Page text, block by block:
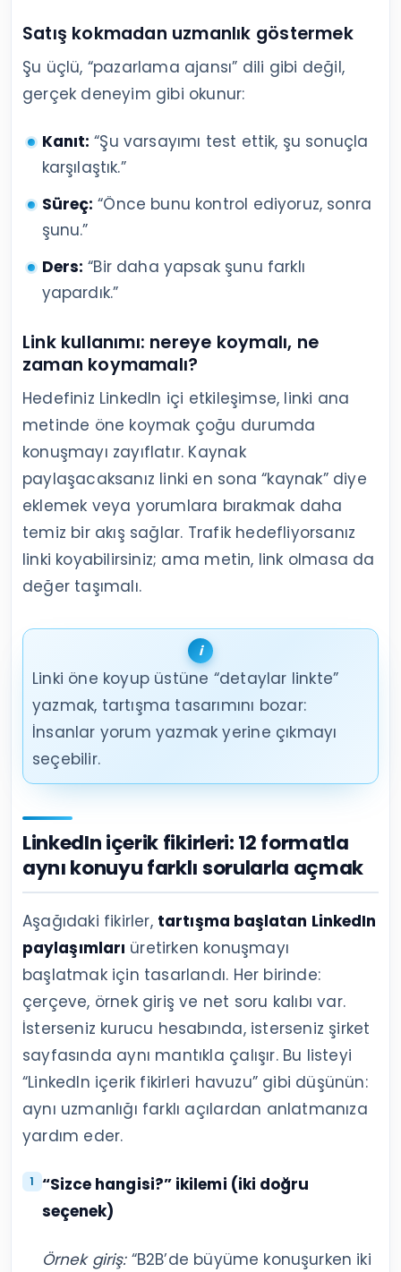
Satış kokmadan uzmanlık göstermek
Şu üçlü, “pazarlama ajansı” dili gibi değil,
gerçek deneyim gibi okunur:
Kanıt: “Şu varsayımı test ettik, şu sonuçla
karşılaştık.”
Süreç: “Önce bunu kontrol ediyoruz, sonra
şunu.”
Ders: “Bir daha yapsak şunu farklı
yapardık.”
Link kullanımı: nereye koymalı, ne
zaman koymamalı?
Hedefiniz LinkedIn içi etkileşimse, linki ana
metinde öne koymak çoğu durumda
konuşmayı zayıflatır. Kaynak
paylaşacaksanız linki en sona “kaynak” diye
eklemek veya yorumlara bırakmak daha
temiz bir akış sağlar. Trafik hedefliyorsanız
linki koyabilirsiniz; ama metin, link olmasa da
değer taşımalı.
Linki öne koyup üstüne “detaylar linkte”
yazmak, tartışma tasarımını bozar:
İnsanlar yorum yazmak yerine çıkmayı
seçebilir.
LinkedIn içerik fikirleri: 12 formatla
aynı konuyu farklı sorularla açmak
Aşağıdaki fikirler, tartışma başlatan LinkedIn
paylaşımları üretirken konuşmayı
başlatmak için tasarlandı. Her birinde:
çerçeve, örnek giriş ve net soru kalıbı var.
İsterseniz kurucu hesabında, isterseniz şirket
sayfasında aynı mantıkla çalışır. Bu listeyi
“LinkedIn içerik fikirleri havuzu” gibi düşünün:
aynı uzmanlığı farklı açılardan anlatmanıza
yardım eder.
“Sizce hangisi?” ikilemi (iki doğru
seçenek)
Örnek giriş:“B2B’de büyüme konuşurken iki